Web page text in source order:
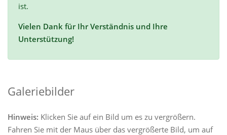
ist.
Vielen Dank für Ihr Verständnis und Ihre
Unterstützung!
Galeriebilder
Hinweis: Klicken Sie auf ein Bild um es zu vergrößern.
Fahren Sie mit der Maus über das vergrößerte Bild, um auf